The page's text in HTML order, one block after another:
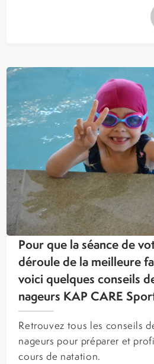
Pour que la séance de
déroule de la meilleure
voici quelques conseils
nageurs KAP CARE
Retrouvez tous les conseils
nageurs pour préparer et
cours de natation.